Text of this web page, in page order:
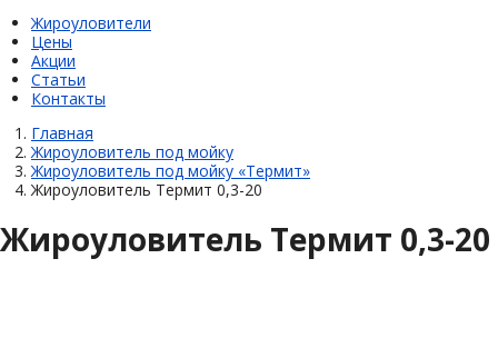
Жироуловители
Цены
Акции
Статьи
Контакты
Главная
Жироуловитель под мойку
Жироуловитель под мойку «Термит»
Жироуловитель Термит 0,3-20
Жироуловитель Термит 0,3-20